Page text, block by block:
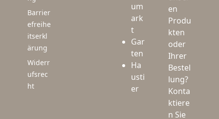
Barrier
efreihe
itserkl
ärung
Widerr
ufsrec
ht
um
ark
t
Gar
ten
Ha
usti
er
en
Produ
kten
oder
Ihrer
Bestel
lung?
Konta
ktiere
n Sie